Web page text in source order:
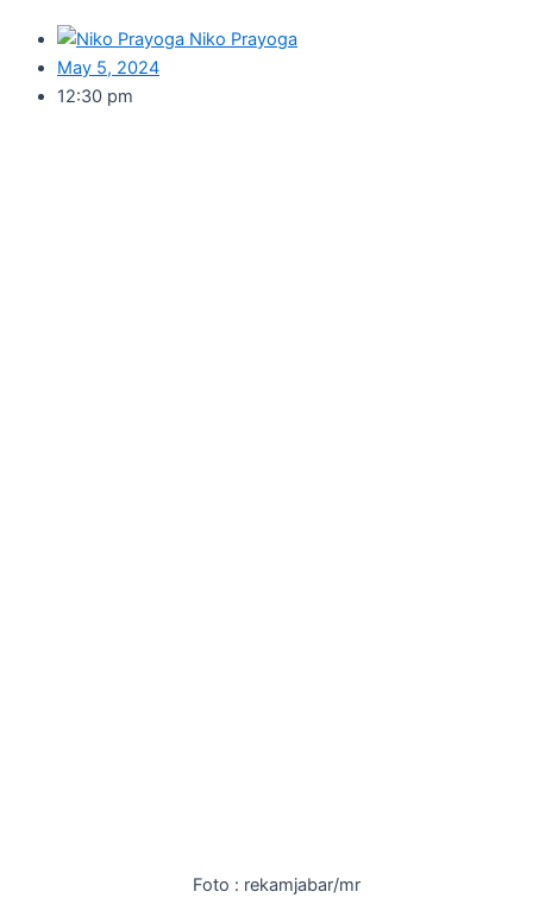
Niko Prayoga
May 5, 2024
12:30 pm
Foto : rekamjabar/mr